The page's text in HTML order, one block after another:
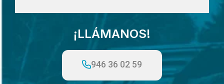
¡LLÁMANOS!
946 36 02 59